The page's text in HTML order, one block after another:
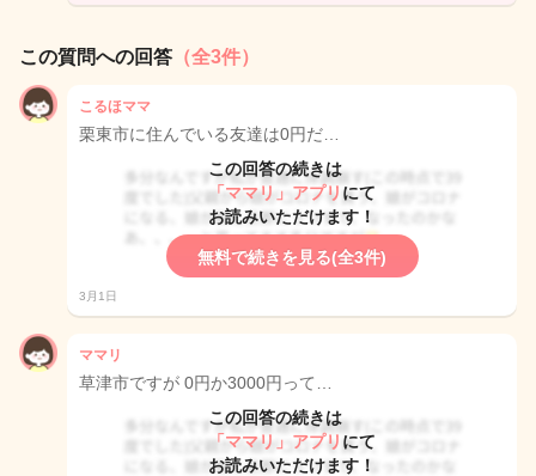
この質問への回答 （全3件）
こるほママ
栗東市に住んでいる友達は0円だ…
この回答の続きは
「ママリ」アプリ にて
お読みいただけます！
無料で続きを見る(全3件)
3月1日
ママリ
草津市ですが 0円か3000円って…
この回答の続きは
「ママリ」アプリ にて
お読みいただけます！